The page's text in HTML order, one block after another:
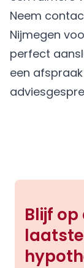
Neem
Nijmegen
perfect
een afspraak
Blijf